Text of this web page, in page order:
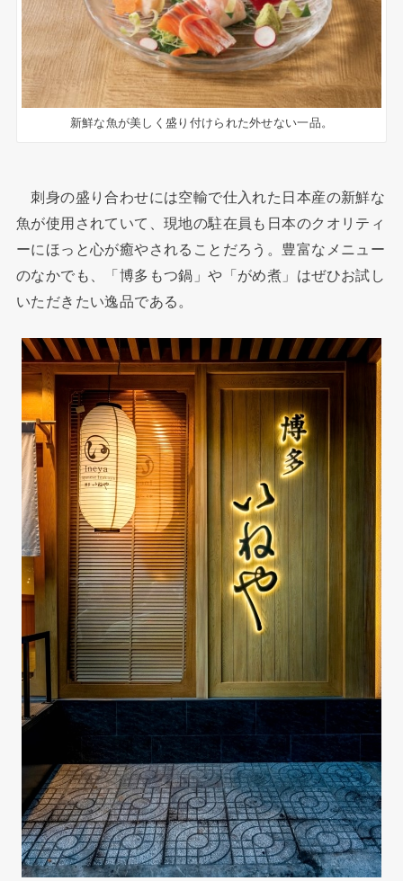
新鮮な魚が美しく盛り付けられた外せない一品。
刺身の盛り合わせには空輸で仕入れた日本産の新鮮な
魚が使用されていて、現地の駐在員も日本のクオリティ
ーにほっと心が癒やされることだろう。豊富なメニュー
のなかでも、「博多もつ鍋」や「がめ煮」はぜひお試し
いただきたい逸品である。